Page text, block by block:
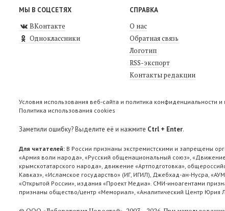
МЫ В СОЦСЕТЯХ
ВКонтакте
Одноклассники
СПРАВКА
О нас
Обратная связь
Логотип
RSS-экспорт
Контакты редакции
Условия использования веб-сайта и политика конфиденциальности
Политика использования cookies
Заметили ошибку? Выделите её и нажмите Ctrl + Enter.
Для читателей: В России признаны экстремистскими и запрещены
«Армия воли народа», «Русский общенациональный союз»,
крымскотатарского народа», движение «Артподготовка»,
Кавказ», «Исламское государство» (ИГ, ИГИЛ), Джебхад-ан-Нусра,
«Открытой России», издания «Проект Медиа». СМИ-иноагентами
признаны общество/центр «Мемориал», «Аналитический Центр Юрия